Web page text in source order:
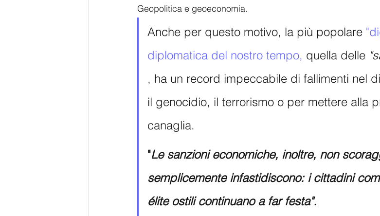
Geopolitica e geoeconomia.
Anche per questo motivo, la più popolare
diplomatica del nostro tempo, quella delle
, ha un record impeccabile di fallimenti nel
il genocidio, il terrorismo o per mettere alla
canaglia.
"Le sanzioni economiche, inoltre, non
semplicemente infastidiscono: i cittadini
élite ostili continuano a far festa".